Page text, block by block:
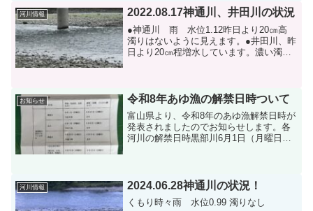
河川情報 2022.08.17神通川、井田川の状況
●神通川 雨 水位1.12昨日より20㎝高
濁りはないように見えます。●井田川、昨
日より20㎝程増水しています。濃い濁り
お知らせ 令和8年あゆ漁の解禁日時ついて
富山県より、令和8年のあゆ漁解禁日時が
発表されましたのでお知らせします。各
河川の解禁日時黒部川6月1日（月曜日）
21日...
河川情報 2024.06.28神通川の状況！
くもり時々雨 水位0.99 濁りなし